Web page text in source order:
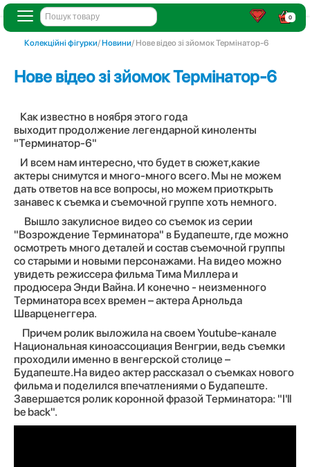
0
Колекційні фігурки/Новини/ Нове відео зі зйомок Термінатор-6
Нове відео зі зйомок Термінатор-6
Как известно в ноября этого года
выходит продолжение легендарной киноленты
"Терминатор-6"
И всем нам интересно, что будет в сюжет,какие
актеры снимутся и много-много всего. Мы не можем
дать ответов на все вопросы, но можем приоткрыть
занавес к съемка и съемочной группе хоть немного.
Вышло закулисное видео со съемок из серии
"Возрождение Терминатора" в Будапеште, где можно
осмотреть много деталей и состав съемочной группы
со старыми и новыми персонажами. На видео можно
увидеть режиссера фильма Тима Миллера и
продюсера Энди Вайна. И конечно - неизменного
Терминатора всех времен – актера Арнольда
Шварценеггера.
Причем ролик выложила на своем Youtube-канале
Национальная киноассоциация Венгрии, ведь съемки
проходили именно в венгерской столице –
Будапеште.На видео актер рассказал о съемках нового
фильма и поделился впечатлениями о Будапеште.
Завершается ролик коронной фразой Терминатора: "I'll
be back".